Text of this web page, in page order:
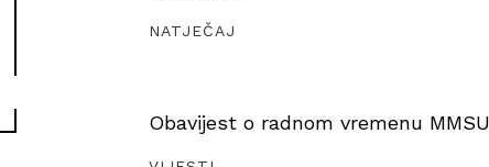
NATJEČAJ
Obavijest o radnom vremenu